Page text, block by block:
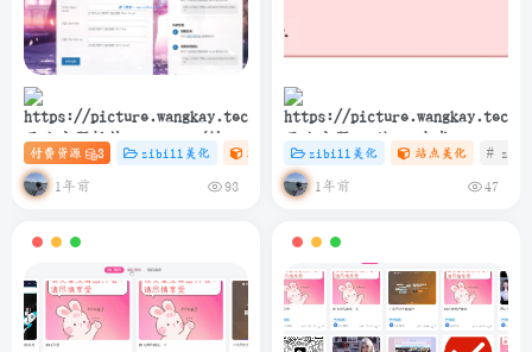
子比主题插件 – TikTok/抖音
登录插件
付费资源 3 zibill美化 站点美化 # 插件 # 站点美化 # 抖音
1年前 93
子比主题 – 纯PHP生成
sitemap.xml教程
zibill美化 站点美化 #
1年前 47